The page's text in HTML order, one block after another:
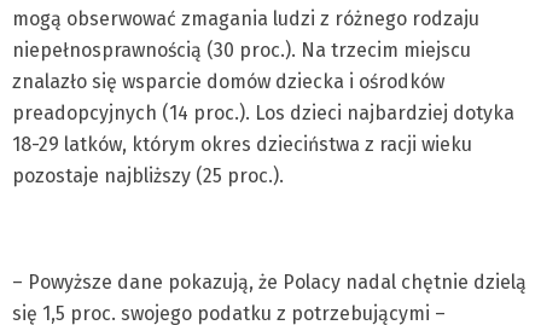
mogą obserwować zmagania ludzi z różnego rodzaju
niepełnosprawnością (30 proc.). Na trzecim miejscu
znalazło się wsparcie domów dziecka i ośrodków
preadopcyjnych (14 proc.). Los dzieci najbardziej dotyka
18-29 latków, którym okres dzieciństwa z racji wieku
pozostaje najbliższy (25 proc.).
– Powyższe dane pokazują, że Polacy nadal chętnie dzielą
się 1,5 proc. swojego podatku z potrzebującymi –